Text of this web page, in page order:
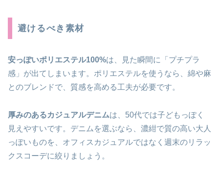
避けるべき素材
安っぽいポリエステル100%は、見た瞬間に「プチプラ
感」が出てしまいます。ポリエステルを使うなら、綿や麻
とのブレンドで、質感を高める工夫が必要です。
厚みのあるカジュアルデニムは、50代では子どもっぽく
見えやすいです。デニムを選ぶなら、濃紺で質の高い大人
っぽいものを、オフィスカジュアルではなく週末のリラッ
クスコーデに絞りましょう。